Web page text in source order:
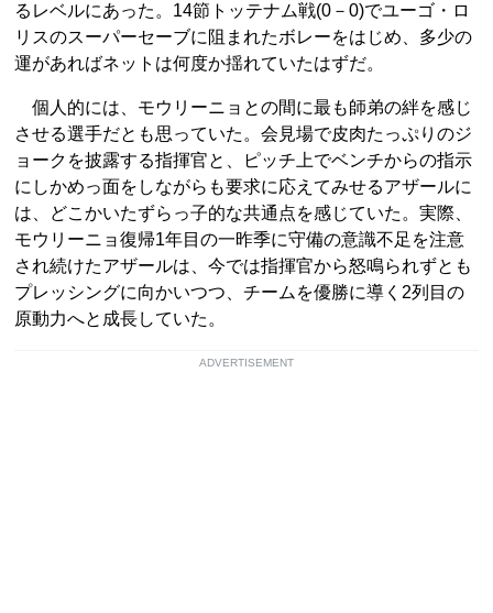
るレベルにあった。14節トッテナム戦(0－0)でユーゴ・ロ
リスのスーパーセーブに阻まれたボレーをはじめ、多少の
運があればネットは何度か揺れていたはずだ。
個人的には、モウリーニョとの間に最も師弟の絆を感じ
させる選手だとも思っていた。会見場で皮肉たっぷりのジ
ョークを披露する指揮官と、ピッチ上でベンチからの指示
にしかめっ面をしながらも要求に応えてみせるアザールに
は、どこかいたずらっ子的な共通点を感じていた。実際、
モウリーニョ復帰1年目の一昨季に守備の意識不足を注意
され続けたアザールは、今では指揮官から怒鳴られずとも
プレッシングに向かいつつ、チームを優勝に導く2列目の
原動力へと成長していた。
ADVERTISEMENT